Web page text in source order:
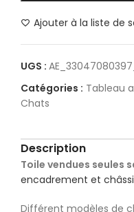
Ajouter à la liste de
UGS :
Catégories : Tableau
Chats
Description
Toile vendues seules
encadrement et
Différent modèles de